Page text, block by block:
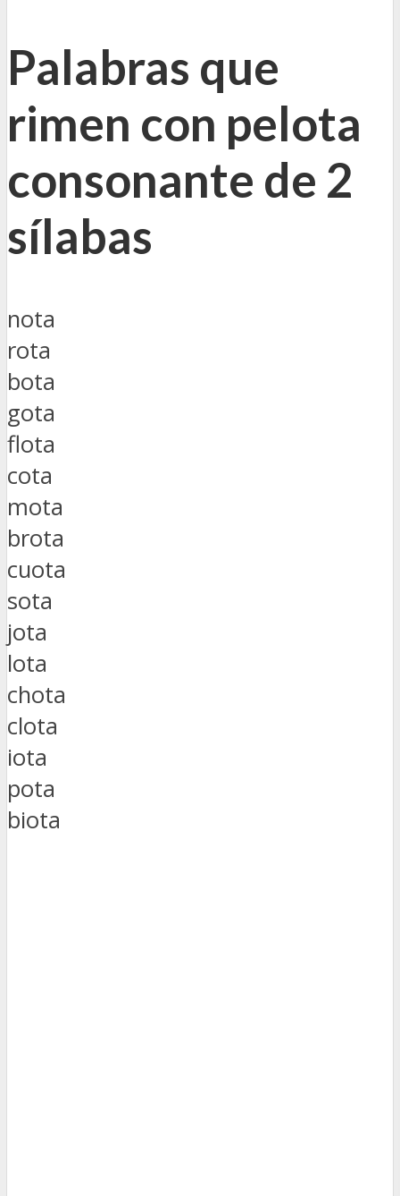
Palabras que
rimen con pelota
consonante de 2
sílabas
nota
rota
bota
gota
flota
cota
mota
brota
cuota
sota
jota
lota
chota
clota
iota
pota
biota